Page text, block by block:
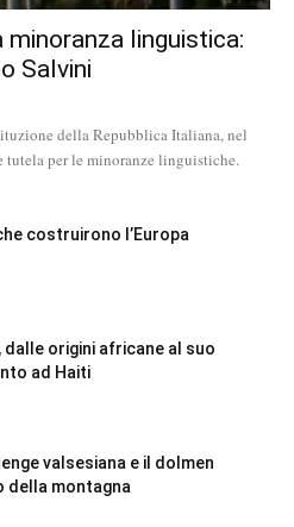
minoranza linguistica:
Salvini
della Repubblica Italiana, nel
tutela per le minoranze linguistiche.
costruirono l’Europa
dalle origini africane al suo
ad Haiti
valsesiana e il dolmen
della montagna